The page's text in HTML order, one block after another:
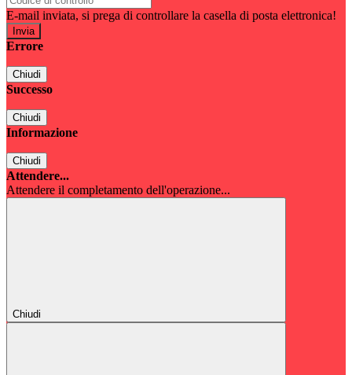
E-mail inviata, si prega di controllare la casella di posta elettronica!
Errore
Chiudi
Successo
Chiudi
Informazione
Chiudi
Attendere...
Attendere il completamento dell'operazione...
Chiudi